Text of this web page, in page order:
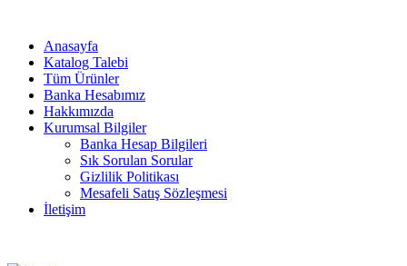
Anasayfa
Katalog Talebi
Tüm Ürünler
Banka Hesabımız
Hakkımızda
Kurumsal Bilgiler
Banka Hesap Bilgileri
Sık Sorulan Sorular
Gizlilik Politikası
Mesafeli Satış Sözleşmesi
İletişim